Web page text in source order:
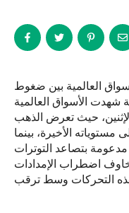
العالمية بين ضغوط
شهدت الأسواق العالمية
حيث تعرض الذهب
الأخيرة، بينما
بتصاعد التوترات
اضطراب الإمدادات